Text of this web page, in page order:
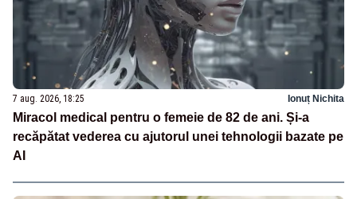
7 aug. 2026, 18:25 Ionuț Nichita
Miracol medical pentru o femeie de 82 de ani. Și-a
recăpătat vederea cu ajutorul unei tehnologii bazate pe
AI